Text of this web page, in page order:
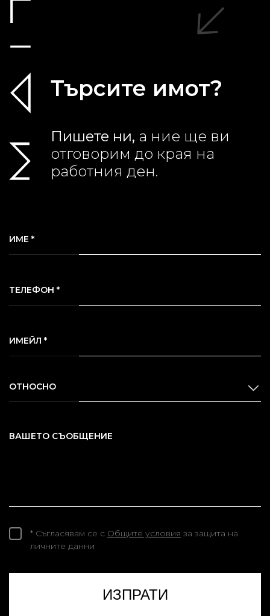
Търсите имот?
Пишете ни, а ние ще ви
отговорим до края на
работния ден.
ИМЕ *
ТЕЛЕФОН *
ИМЕЙЛ *
ОТНОСНО
ВАШЕТО СЪОБЩЕНИЕ
* Съгласявам се с Общите условия за защита на
личните данни